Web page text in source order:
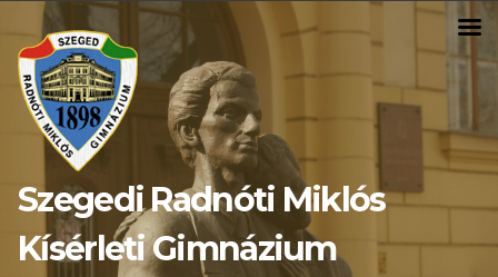
content
Szegedi Radnóti Miklós
Kísérleti Gimnázium